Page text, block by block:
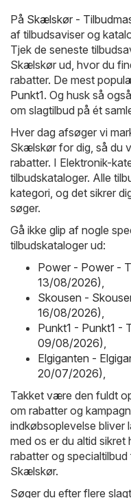
På Skælskør -
af tilbudsaviser og
Tjek de seneste
Skælskør ud, hvor du
rabatter. De mest
Punkt1. Og husk så
om slagtilbud på ét
Hver dag afsøger vi
Skælskør for dig, så du
rabatter. I Elektronik-
tilbudskataloger. Alle
kategori, og det sikrer
søger.
Gå ikke glip af nogle
tilbudskataloger ud:
Power - Power -
13/08/2026),
Skousen -
16/08/2026),
Punkt1 - Punkt1 -
09/08/2026),
Elgiganten -
20/07/2026),
Takket være den fuldt
om rabatter og
indkøbsoplevelse bliver
med os er du altid sikret
rabatter og
Skælskør.
Søger du efter flere